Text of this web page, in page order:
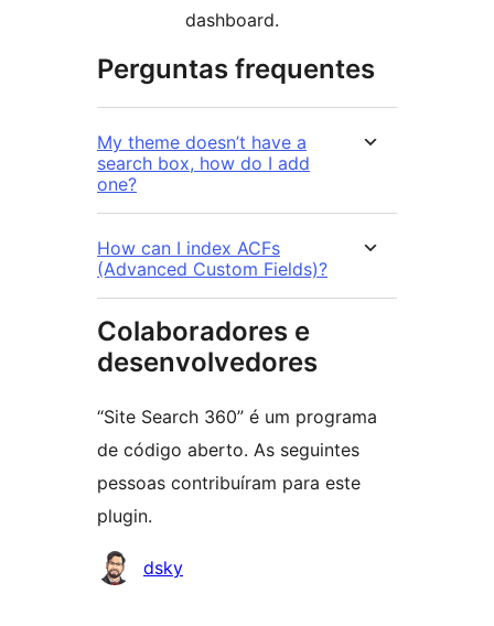
dashboard.
Perguntas frequentes
My theme doesn’t have a
search box, how do I add
one?
How can I index ACFs
(Advanced Custom Fields)?
Colaboradores e
desenvolvedores
“Site Search 360” é um programa
de código aberto. As seguintes
pessoas contribuíram para este
plugin.
Colaboradores
dsky